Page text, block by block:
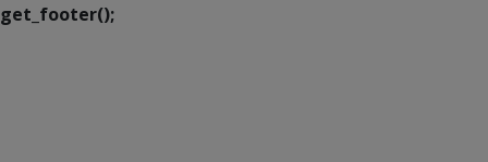
get_footer();